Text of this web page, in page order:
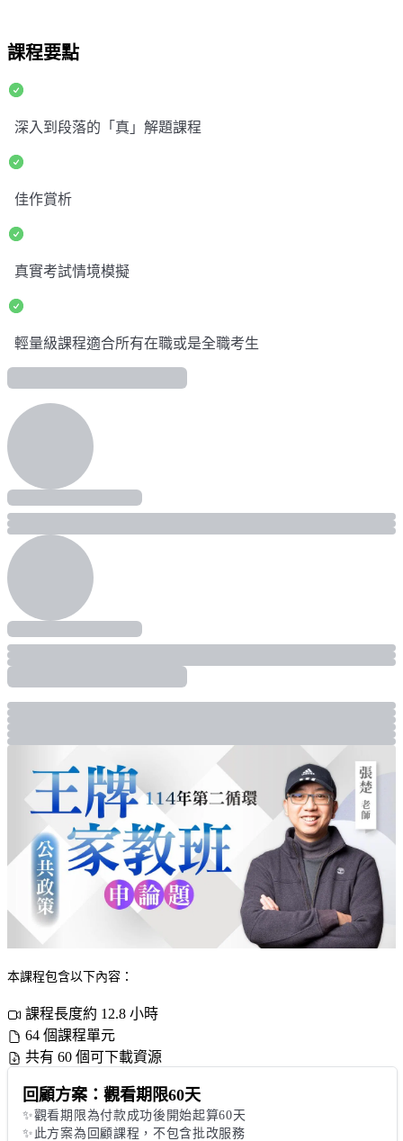
課程要點
深入到段落的「真」解題課程
佳作賞析
真實考試情境模擬
輕量級課程適合所有在職或是全職考生
本課程包含以下內容：
課程長度約 12.8 小時
64 個課程單元
共有 60 個可下載資源
回顧方案：觀看期限60天
✨觀看期限為付款成功後開始起算60天
✨此方案為回顧課程，不包含批改服務